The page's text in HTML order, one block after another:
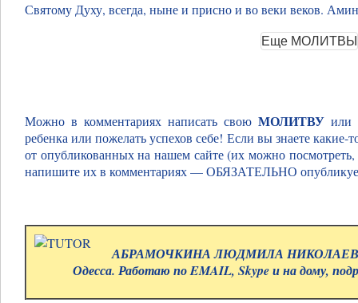
Святому Духу, всегда, ныне и присно и во веки веков.
Можно в комментариях написать свою МОЛИТВУили
ребенка или пожелать успехов себе! Если вы знаете
от опубликованных на нашем сайте (их можно
напишите их в комментариях — ОБЯЗАТЕЛЬНО
АБРАМОЧКИНА ЛЮДМИЛА
Одесса. Работаю по EMAIL, Skype и на дому,